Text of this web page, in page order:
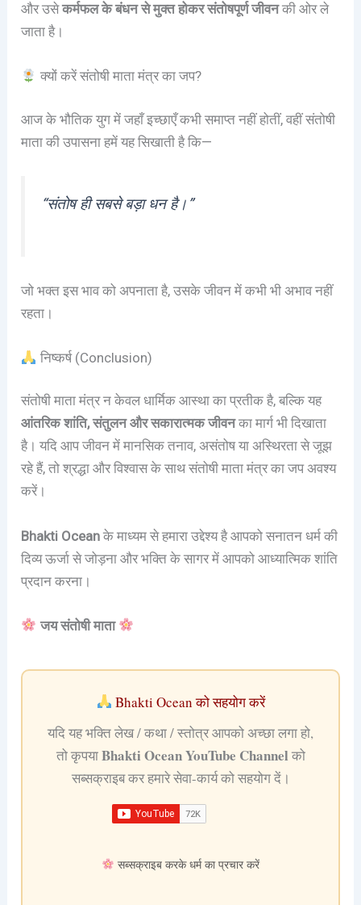
और उसेकर्मफल के बंधन से मुक्त होकर संतोषपूर्ण जीवनकी ओर ले
जाता है।
क्यों करें संतोषी माता मंत्र का जप?
आज के भौतिक युग में जहाँ इच्छाएँ कभी समाप्त नहीं होतीं, वहीं संतोषी
माता की उपासना हमें यह सिखाती है कि—
“संतोष ही सबसे बड़ा धन है।”
जो भक्त इस भाव को अपनाता है, उसके जीवन में कभी भी अभाव नहीं
रहता।
निष्कर्ष (Conclusion)
संतोषी माता मंत्र न केवल धार्मिक आस्था का प्रतीक है, बल्कि यह
आंतरिक शांति, संतुलन और सकारात्मक जीवनका मार्ग भी दिखाता
है। यदि आप जीवन में मानसिक तनाव, असंतोष या अस्थिरता से जूझ
रहे हैं, तो श्रद्धा और विश्वास के साथ संतोषी माता मंत्र का जप अवश्य
करें।
Bhakti Ocean के माध्यम से हमारा उद्देश्य है आपको सनातन धर्म की
दिव्य ऊर्जा से जोड़ना और भक्ति के सागर में आपको आध्यात्मिक शांति
प्रदान करना।
जय संतोषी माता
Bhakti Ocean को सहयोग करें
यदि यह भक्ति लेख / कथा / स्तोत्र आपको अच्छा लगा हो,
तो कृपयाBhakti Ocean YouTube Channel को
सब्सक्राइब कर हमारे सेवा-कार्य को सहयोग दें।
सब्सक्राइब करके धर्म का प्रचार करें